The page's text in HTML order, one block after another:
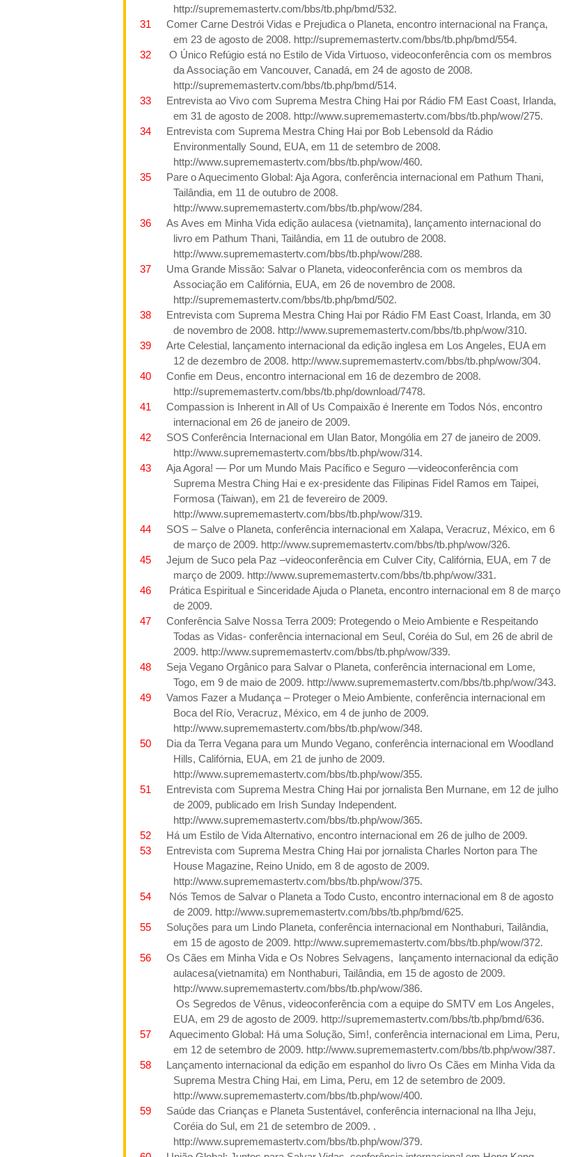
http://suprememastertv.com/bbs/tb.php/bmd/532.
31
Comer Carne Destrói Vidas e Prejudica o Planeta, encontro internacional na França,
em 23 de agosto de 2008. http://suprememastertv.com/bbs/tb.php/bmd/554.
32
O Único Refúgio está no Estilo de Vida Virtuoso, videoconferência com os membros
da Associação em Vancouver, Canadá, em 24 de agosto de 2008.
http://suprememastertv.com/bbs/tb.php/bmd/514.
33
Entrevista ao Vivo com Suprema Mestra Ching Hai por Rádio FM East Coast, Irlanda,
em 31 de agosto de 2008. http://www.suprememastertv.com/bbs/tb.php/wow/275.
34
Entrevista com Suprema Mestra Ching Hai por Bob Lebensold da Rádio
Environmentally Sound, EUA, em 11 de setembro de 2008.
http://www.suprememastertv.com/bbs/tb.php/wow/460.
35
Pare o Aquecimento Global: Aja Agora, conferência internacional em Pathum Thani,
Tailândia, em 11 de outubro de 2008.
http://www.suprememastertv.com/bbs/tb.php/wow/284.
36
As Aves em Minha Vida edição aulacesa (vietnamita), lançamento internacional do
livro em Pathum Thani, Tailândia, em 11 de outubro de 2008.
http://www.suprememastertv.com/bbs/tb.php/wow/288.
37
Uma Grande Missão: Salvar o Planeta, videoconferência com os membros da
Associação em Califórnia, EUA, em 26 de novembro de 2008.
http://suprememastertv.com/bbs/tb.php/bmd/502.
38
Entrevista com Suprema Mestra Ching Hai por Rádio FM East Coast, Irlanda, em 30
de novembro de 2008. http://www.suprememastertv.com/bbs/tb.php/wow/310.
39
Arte Celestial, lançamento internacional da edição inglesa em Los Angeles, EUA em
12 de dezembro de 2008. http://www.suprememastertv.com/bbs/tb.php/wow/304.
40
Confie em Deus, encontro internacional em 16 de dezembro de 2008.
http://suprememastertv.com/bbs/tb.php/download/7478.
41
Compassion is Inherent in All of Us Compaixão é Inerente em Todos Nós, encontro
internacional em 26 de janeiro de 2009.
42
SOS Conferência Internacional em Ulan Bator, Mongólia em 27 de janeiro de 2009.
http://www.suprememastertv.com/bbs/tb.php/wow/314.
43
Aja Agora! — Por um Mundo Mais Pacífico e Seguro —videoconferência com
Suprema Mestra Ching Hai e ex-presidente das Filipinas Fidel Ramos em Taipei,
Formosa (Taiwan), em 21 de fevereiro de 2009.
http://www.suprememastertv.com/bbs/tb.php/wow/319.
44
SOS – Salve o Planeta, conferência internacional em Xalapa, Veracruz, México, em 6
de março de 2009. http://www.suprememastertv.com/bbs/tb.php/wow/326.
45
Jejum de Suco pela Paz –videoconferência em Culver City, Califórnia, EUA, em 7 de
março de 2009. http://www.suprememastertv.com/bbs/tb.php/wow/331.
46
Prática Espiritual e Sinceridade Ajuda o Planeta, encontro internacional em 8 de março
de 2009.
47
Conferência Salve Nossa Terra 2009: Protegendo o Meio Ambiente e Respeitando
Todas as Vidas- conferência internacional em Seul, Coréia do Sul, em 26 de abril de
2009. http://www.suprememastertv.com/bbs/tb.php/wow/339.
48
Seja Vegano Orgânico para Salvar o Planeta, conferência internacional em Lome,
Togo, em 9 de maio de 2009. http://www.suprememastertv.com/bbs/tb.php/wow/343.
49
Vamos Fazer a Mudança – Proteger o Meio Ambiente, conferência internacional em
Boca del Río, Veracruz, México, em 4 de junho de 2009.
http://www.suprememastertv.com/bbs/tb.php/wow/348.
50
Dia da Terra Vegana para um Mundo Vegano, conferência internacional em Woodland
Hills, Califórnia, EUA, em 21 de junho de 2009.
http://www.suprememastertv.com/bbs/tb.php/wow/355.
51
Entrevista com Suprema Mestra Ching Hai por jornalista Ben Murnane, em 12 de julho
de 2009, publicado em Irish Sunday Independent.
http://www.suprememastertv.com/bbs/tb.php/wow/365.
52
Há um Estilo de Vida Alternativo, encontro internacional em 26 de julho de 2009.
53
Entrevista com Suprema Mestra Ching Hai por jornalista Charles Norton para The
House Magazine, Reino Unido, em 8 de agosto de 2009.
http://www.suprememastertv.com/bbs/tb.php/wow/375.
54
Nós Temos de Salvar o Planeta a Todo Custo, encontro internacional em 8 de agosto
de 2009. http://www.suprememastertv.com/bbs/tb.php/bmd/625.
55
Soluções para um Lindo Planeta, conferência internacional em Nonthaburi, Tailândia,
em 15 de agosto de 2009. http://www.suprememastertv.com/bbs/tb.php/wow/372.
56
Os Cães em Minha Vida e Os Nobres Selvagens,
lançamento internacional da edição
aulacesa(vietnamita) em Nonthaburi, Tailândia, em 15 de agosto de 2009.
http://www.suprememastertv.com/bbs/tb.php/wow/386.
Os Segredos de Vênus, videoconferência com a equipe do SMTV em Los Angeles,
EUA, em 29 de agosto de 2009. http://suprememastertv.com/bbs/tb.php/bmd/636.
57
Aquecimento Global: Há uma Solução, Sim!, conferência internacional em Lima, Peru,
em 12 de setembro de 2009. http://www.suprememastertv.com/bbs/tb.php/wow/387.
58
Lançamento internacional da edição em espanhol do livro Os Cães em Minha Vida da
Suprema Mestra Ching Hai, em Lima, Peru, em 12 de setembro de 2009.
http://www.suprememastertv.com/bbs/tb.php/wow/400.
59
Saúde das Crianças e Planeta Sustentável, conferência internacional na Ilha Jeju,
Coréia do Sul, em 21 de setembro de 2009. .
http://www.suprememastertv.com/bbs/tb.php/wow/379.